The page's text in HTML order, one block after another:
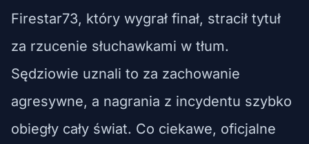
Firestar73, który wygrał finał, stracił tytuł
za rzucenie słuchawkami w tłum.
Sędziowie uznali to za zachowanie
agresywne, a nagrania z incydentu szybko
obiegły cały świat. Co ciekawe, oficjalne